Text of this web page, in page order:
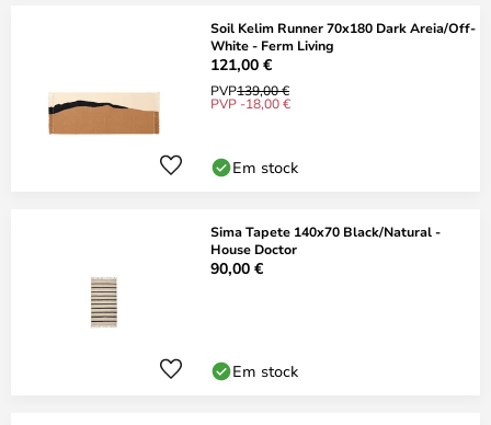
Soil Kelim Runner 70x180 Dark Areia/Off-
White - Ferm Living
121,00 €
PVP139,00 €
PVP -18,00 €
Em stock
Sima Tapete 140x70 Black/Natural -
House Doctor
90,00 €
Em stock